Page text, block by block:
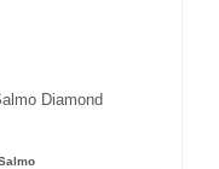
Diamond